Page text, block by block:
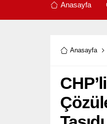
Anasayfa
Anasayfa